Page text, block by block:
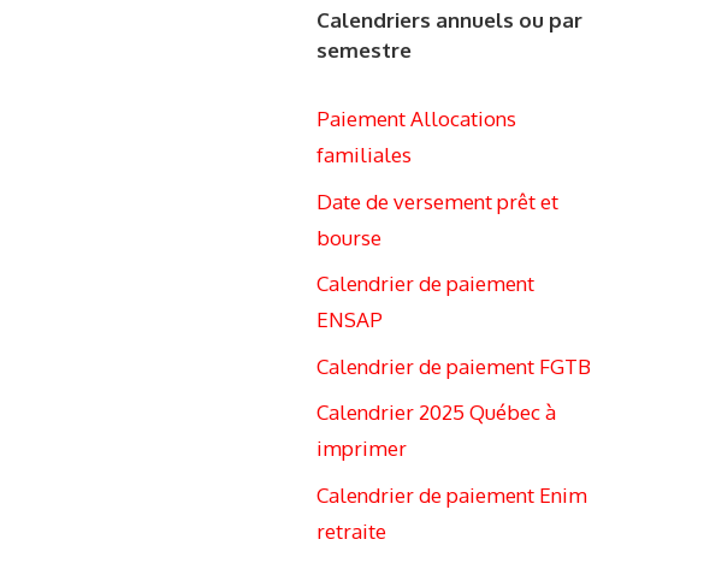
Calendriers annuels ou par
semestre
Paiement Allocations
familiales
Date de versement prêt et
bourse
Calendrier de paiement
ENSAP
Calendrier de paiement FGTB
Calendrier 2025 Québec à
imprimer
Calendrier de paiement Enim
retraite